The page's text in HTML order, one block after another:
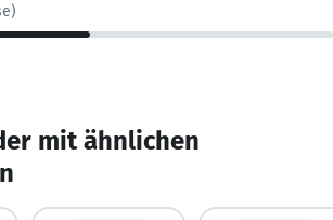
mit ähnlichen